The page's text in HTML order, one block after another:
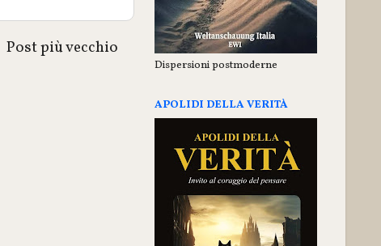
Post più vecchio
Dispersioni postmoderne
APOLIDI DELLA VERITÀ